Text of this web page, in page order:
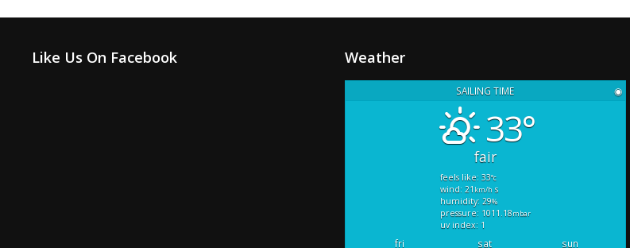
Like Us On Facebook Weather
SAILING TIME ◉
33°
fair
feels like: 33°c
wind: 21 km/h s
humidity: 29%
pressure: 1011.18mbar
uv index: 1
fri sat sun